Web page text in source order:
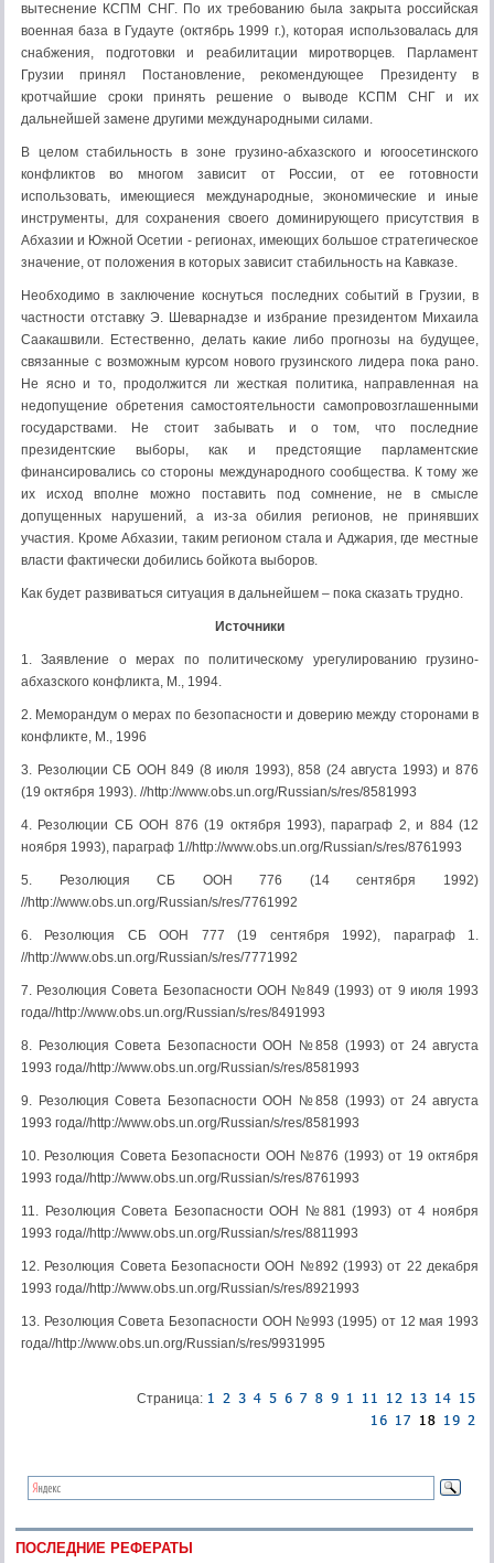
вытеснение КСПМ СНГ. По их требованию была закрыта российская
военная база в Гудауте (октябрь 1999 г.), которая использовалась для
снабжения, подготовки и реабилитации миротворцев. Парламент
Грузии принял Постановление, рекомендующее Президенту в
кротчайшие сроки принять решение о выводе КСПМ СНГ и их
дальнейшей замене другими международными силами.
В целом стабильность в зоне грузино-абхазского и югоосетинского
конфликтов во многом зависит от России, от ее готовности
использовать, имеющиеся международные, экономические и иные
инструменты, для сохранения своего доминирующего присутствия в
Абхазии и Южной Осетии - регионах, имеющих большое стратегическое
значение, от положения в которых зависит стабильность на Кавказе.
Необходимо в заключение коснуться последних событий в Грузии, в
частности отставку Э. Шеварнадзе и избрание президентом Михаила
Саакашвили. Естественно, делать какие либо прогнозы на будущее,
связанные с возможным курсом нового грузинского лидера пока рано.
Не ясно и то, продолжится ли жесткая политика, направленная на
недопущение обретения самостоятельности самопровозглашенными
государствами. Не стоит забывать и о том, что последние
президентские выборы, как и предстоящие парламентские
финансировались со стороны международного сообщества. К тому же
их исход вполне можно поставить под сомнение, не в смысле
допущенных нарушений, а из-за обилия регионов, не принявших
участия. Кроме Абхазии, таким регионом стала и Аджария, где местные
власти фактически добились бойкота выборов.
Как будет развиваться ситуация в дальнейшем – пока сказать трудно.
Источники
1. Заявление о мерах по политическому урегулированию грузино-
абхазского конфликта, М., 1994.
2. Меморандум о мерах по безопасности и доверию между сторонами в
конфликте, М., 1996
3. Резолюции СБ ООН 849 (8 июля 1993), 858 (24 августа 1993) и 876
(19 октября 1993). //http://www.obs.un.org/Russian/s/res/8581993
4. Резолюции СБ ООН 876 (19 октября 1993), параграф 2, и 884 (12
ноября 1993), параграф 1//http://www.obs.un.org/Russian/s/res/8761993
5. Резолюция СБ ООН 776 (14 сентября 1992)
//http://www.obs.un.org/Russian/s/res/7761992
6. Резолюция СБ ООН 777 (19 сентября 1992), параграф 1.
//http://www.obs.un.org/Russian/s/res/7771992
7. Резолюция Совета Безопасности ООН №849 (1993) от 9 июля 1993
года//http://www.obs.un.org/Russian/s/res/8491993
8. Резолюция Совета Безопасности ООН №858 (1993) от 24 августа
1993 года//http://www.obs.un.org/Russian/s/res/8581993
9. Резолюция Совета Безопасности ООН №858 (1993) от 24 августа
1993 года//http://www.obs.un.org/Russian/s/res/8581993
10. Резолюция Совета Безопасности ООН №876 (1993) от 19 октября
1993 года//http://www.obs.un.org/Russian/s/res/8761993
11. Резолюция Совета Безопасности ООН №881 (1993) от 4 ноября
1993 года//http://www.obs.un.org/Russian/s/res/8811993
12. Резолюция Совета Безопасности ООН №892 (1993) от 22 декабря
1993 года//http://www.obs.un.org/Russian/s/res/8921993
13. Резолюция Совета Безопасности ООН №993 (1995) от 12 мая 1993
года//http://www.obs.un.org/Russian/s/res/9931995
Страница:
ПОСЛЕДНИЕ РЕФЕРАТЫ